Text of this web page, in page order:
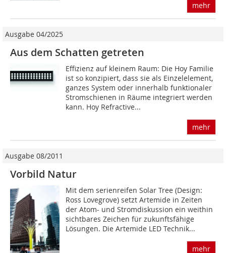
mehr
Ausgabe 04/2025
Aus dem Schatten getreten
Effizienz auf kleinem Raum: Die Hoy Familie
ist so konzipiert, dass sie als Einzelelement,
ganzes System oder innerhalb funktionaler
Stromschienen in Räume integriert werden
kann. Hoy Refractive...
mehr
Ausgabe 08/2011
Vorbild Natur
Mit dem serienreifen Solar Tree (Design:
Ross Lovegrove) setzt Artemide in Zeiten
der Atom- und Stromdiskussion ein weithin
sichtbares Zeichen für zukunftsfähige
Lösungen. Die Artemide LED Technik...
mehr